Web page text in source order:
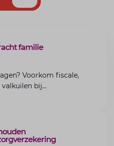
familie
Voorkom fiscale,
bij